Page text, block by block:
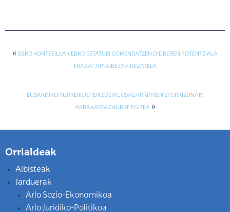
« EBKO KONTSEILUAK EBKO ESTATUEI GOMENDATZEN DIE BEREN POTENTZIALA
ERABAT APROBETXA DEZATELA
EUSKADIKO AURREIKUSPEN SOZIAL OSAGARRIAREN ETORKIZUNARI
ARRAKASTAZ AURRE EGITEA»
Orrialdeak
Albisteak
Jarduerak
Arlo Sozio-Ekonomikoa
Arlo Juridiko-Politikoa